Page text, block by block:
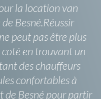
la location van
Besné.Réussir
peut pas être plus
coté en trouvant un
des chauffeurs
confortables à
de Besné pour partir